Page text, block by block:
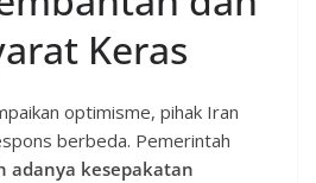
Keras
optimisme, pihak Iran
berbeda. Pemerintah
adanya kesepakatan